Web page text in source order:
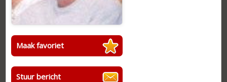
Maak favoriet
Stuur bericht